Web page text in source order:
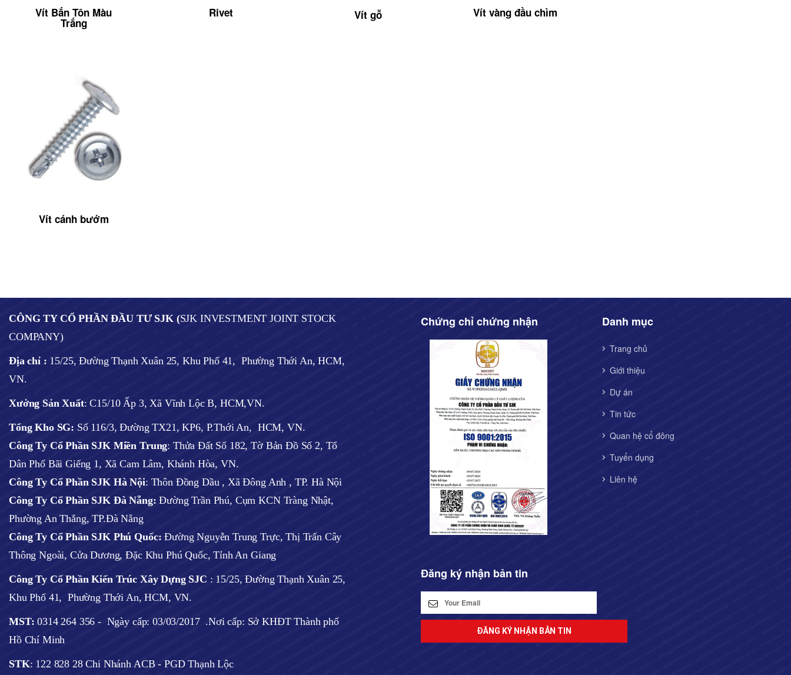
Vít Bắn Tôn Màu
Trắng
Rivet Vít gỗ Vít vàng đầu chìm
Vít cánh bướm
CÔNG TY CỔ PHẦN ĐẦU TƯ SJK (SJK INVESTMENT JOINT STOCK
COMPANY)
Địa chỉ : 15/25, Đường Thạnh Xuân 25, Khu Phố 41, Phường Thới An, HCM,
VN.
Xưởng Sản Xuất: C15/10 Ấp 3, Xã Vĩnh Lộc B, HCM,VN.
Tổng Kho SG: Số 116/3, Đường TX21, KP6, P.Thới An, HCM, VN.
Công Ty Cổ Phần SJK Miền Trung: Thửa Đất Số 182, Tờ Bản Đồ Số 2, Tổ
Dân Phố Bãi Giếng 1, Xã Cam Lâm, Khánh Hòa, VN.
Công Ty Cổ Phần SJK Hà Nội: Thôn Đồng Dầu , Xã Đông Anh , TP. Hà Nội
Công Ty Cổ Phần SJK Đà Nẵng: Đường Trần Phú, Cụm KCN Tràng Nhật,
Phường An Thắng, TP.Đà Nẵng
Công Ty Cổ Phần SJK Phú Quốc: Đường Nguyễn Trung Trực, Thị Trấn Cây
Thông Ngoài, Cửa Dương, Đặc Khu Phú Quốc, Tỉnh An Giang
Công Ty Cổ Phần Kiến Trúc Xây Dựng SJC : 15/25, Đường Thạnh Xuân 25,
Khu Phố 41, Phường Thới An, HCM, VN.
MST:0314 264 356 - Ngày cấp: 03/03/2017 .Nơi cấp: Sở KHĐT Thành phố
Hồ Chí Minh
STK: 122 828 28 Chi Nhánh ACB - PGD Thạnh Lộc
Chứng chỉ chứng nhận
Đăng ký nhận bản tin
ĐĂNG KÝ NHẬN BẢN TIN
Danh mục
Trang chủ
Giới thiệu
Dự án
Tin tức
Quan hệ cổ đông
Tuyển dụng
Liên hệ